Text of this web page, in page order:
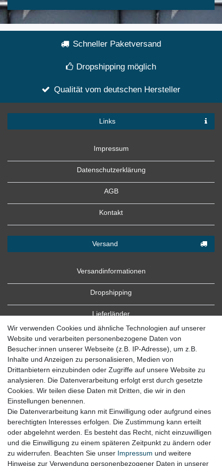
Schneller Paketversand
Dropshipping möglich
Qualität vom deutschen Hersteller
Links
Impressum
Datenschutzerklärung
AGB
Kontakt
Versand
Versandinformationen
Dropshipping
Lieferländer
Zahlung
Zahlungsbedingungen
Wir verwenden Cookies und ähnliche Technologien auf unserer
Website und verarbeiten personenbezogene Daten von
Besucher:innen unserer Webseite (z.B. IP-Adresse), um z.B.
Inhalte und Anzeigen zu personalisieren, Medien von
Drittanbietern einzubinden oder Zugriffe auf unsere Website zu
analysieren. Die Datenverarbeitung erfolgt erst durch gesetzte
Cookies. Wir teilen diese Daten mit Dritten, die wir in den
Einstellungen benennen.
Die Datenverarbeitung kann mit Einwilligung oder aufgrund eines
berechtigten Interesses erfolgen. Die Zustimmung kann erteilt
oder abgelehnt werden. Es besteht das Recht, nicht einzuwilligen
und die Einwilligung zu einem späteren Zeitpunkt zu ändern oder
zu widerrufen. Beachten Sie unser Impressum und weitere
Hinweise zur Verwendung personenbezogener Daten in unserer